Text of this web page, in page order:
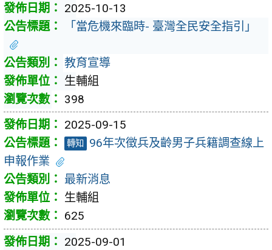
2025-10-13
「當危機來臨時- 臺灣全民安全指引」
教育宣導
生輔組
398
2025-09-15
轉知
96年次徵兵及齡男子兵籍調查線上
申報作業
最新消息
生輔組
625
2025-09-01